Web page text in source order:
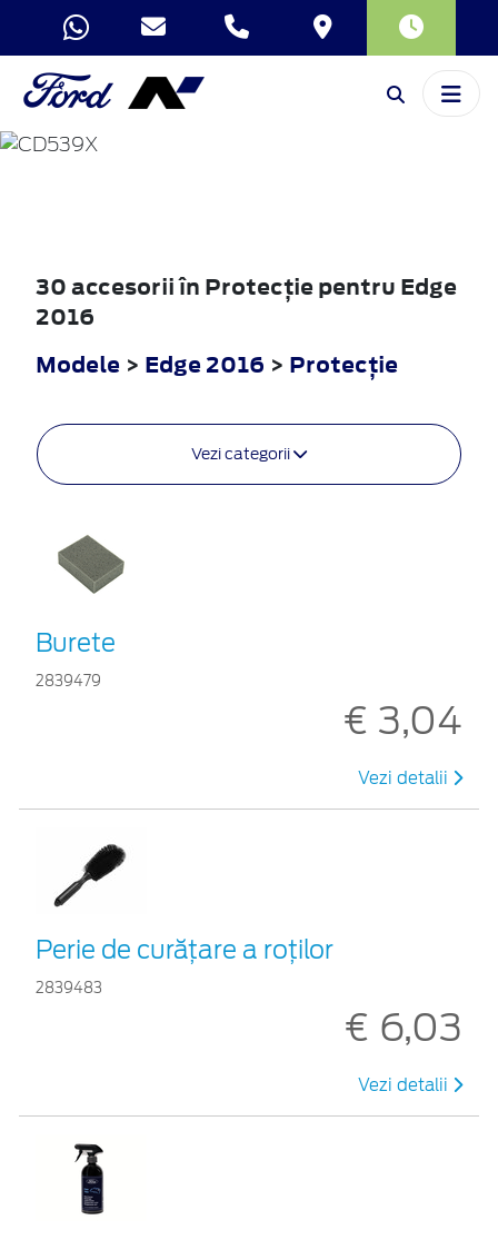
EDGE
30 accesorii în Protecţie pentru Edge
2016
Modele > Edge 2016 > Protecţie
Vezi categorii
Burete
2839479
€ 3,04
Vezi detalii
Perie de curățare a roților
2839483
€ 6,03
Vezi detalii